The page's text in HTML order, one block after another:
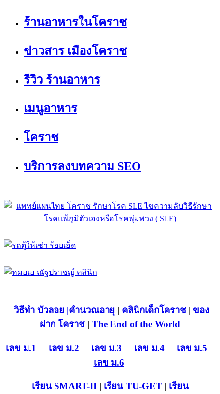
ร้านอาหารในโคราช
ข่าวสาร เมืองโคราช
รีวิว ร้านอาหาร
เมนูอาหาร
โคราช
บริการลงบทความ SEO
วิธีทำ บัวลอย |คำนวณอายุ | คลินิกเด็กโคราช| ของ
ฝาก โคราช | The End of the World
เลข ม.1 เลข ม.2 เลข ม.3 เลข ม.4
เลข ม.5
เลข ม.6
เรียน SMART-II| เรียน TU-GET| เรียน